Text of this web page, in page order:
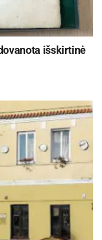
išskirtinė